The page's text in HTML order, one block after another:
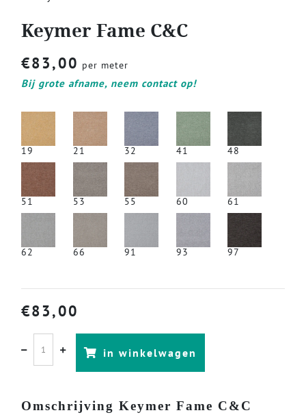
Keymer Fame C&C
€83,00 per meter
Bij grote afname, neem contact op!
19 21 32 41 48
51 53 55 60 61
62 66 91 93 97
€83,00
in winkelwagen
Omschrijving Keymer Fame C&C